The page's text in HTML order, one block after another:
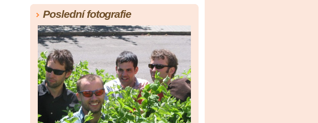
Poslední fotografie